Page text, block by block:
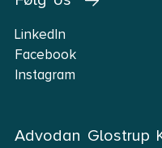
LinkedIn
Facebook
Instagram
Advodan Glostrup